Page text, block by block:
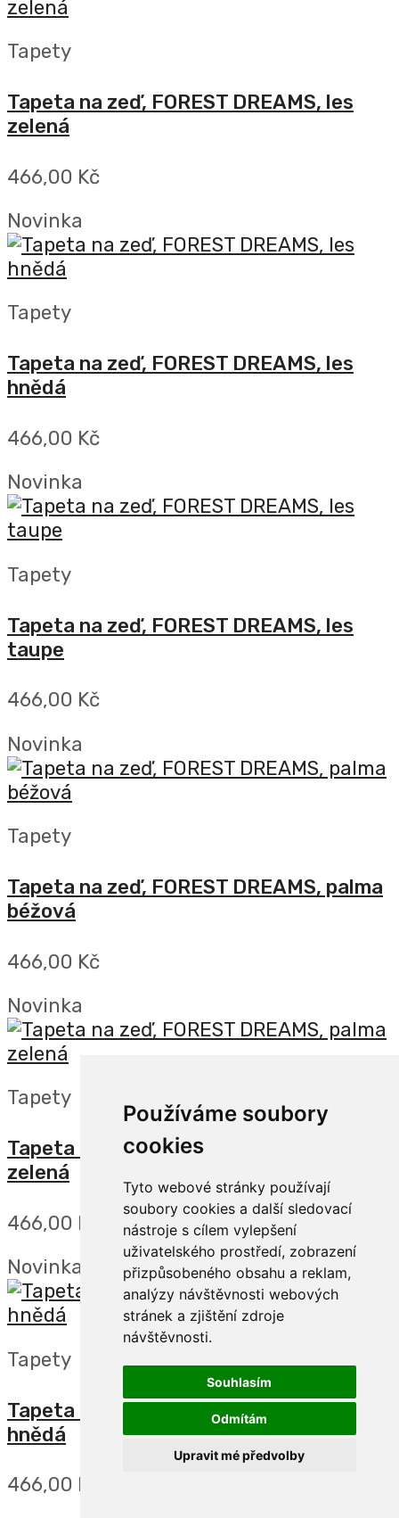
Používáme soubory
cookies
Tyto webové stránky používají
soubory cookies a další sledovací
nástroje s cílem vylepšení
uživatelského prostředí, zobrazení
přizpůsobeného obsahu a reklam,
analýzy návštěvnosti webových
stránek a zjištění zdroje
návštěvnosti.
Souhlasím
Odmítám
Upravit mé předvolby
Tapety
Tapeta na zeď, FOREST DREAMS, les
zelená
466,00 Kč
Novinka
Tapety
Tapeta na zeď, FOREST DREAMS, les
hnědá
466,00 Kč
Novinka
Tapety
Tapeta na zeď, FOREST DREAMS, les
taupe
466,00 Kč
Novinka
Tapety
Tapeta na zeď, FOREST DREAMS, palma
béžová
466,00 Kč
Novinka
Tapety
Tapeta na zeď, FOREST DREAMS, palma
zelená
466,00 Kč
Novinka
Tapety
Tapeta na zeď, FOREST DREAMS, palma
hnědá
466,00 Kč